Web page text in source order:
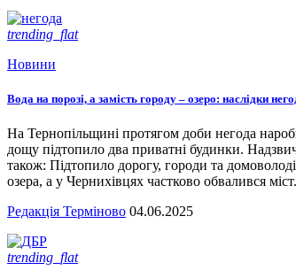
trending_flat
Новини
Вода на порозі, а замість городу – озеро: наслідки
На Тернопільщині протягом доби негода
дощу підтопило два приватні будинки.
також: Підтопило дорогу, городи та
озера, а у Чернихівцях частково обвалився міст.
Редакція Терміново 04.06.2025
trending_flat